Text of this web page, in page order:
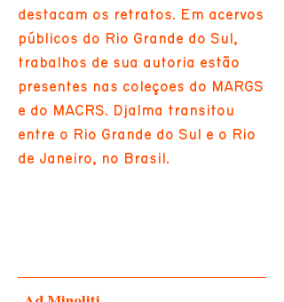
destacam os retratos. Em acervos
públicos do Rio Grande do Sul,
trabalhos de sua autoria estão
presentes nas coleções do MARGS
e do MACRS. Djalma transitou
entre o Rio Grande do Sul e o Rio
de Janeiro, no Brasil.